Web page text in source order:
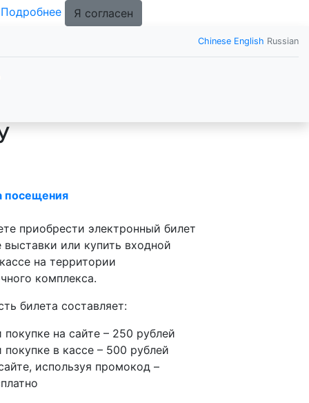
Подробнее Я согласен
Chinese English Russian
посещения
приобрести электронный билет
выставки или купить входной
на территории
комплекса.
билета составляет:
покупке на сайте – 250 рублей
покупке в кассе – 500 рублей
используя промокод –